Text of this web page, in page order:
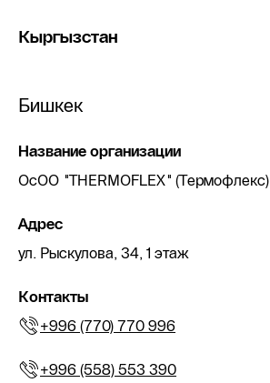
Кыргызстан
Бишкек
Название организации
ОсОО "THERMOFLEX" (Термофлекс)
Адрес
ул. Рыскулова, 34, 1 этаж
Контакты
+996 (770) 770 996
+996 (558) 553 390